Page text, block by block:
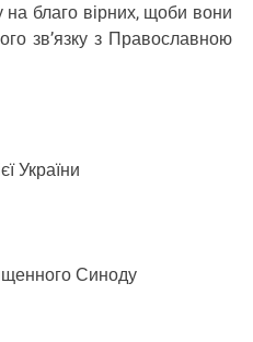
благо вірних, щоби вони
зв’язку з Православною
України
Синоду